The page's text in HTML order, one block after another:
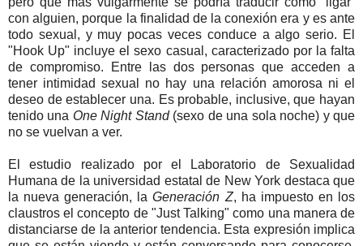
con alguien, porque la finalidad de la conexión era y es ante
todo sexual, y muy pocas veces conduce a algo serio. El
"Hook Up" incluye el sexo casual, caracterizado por la falta
de compromiso. Entre las dos personas que acceden a
tener intimidad sexual no hay una relación amorosa ni el
deseo de establecer una. Es probable, inclusive, que hayan
tenido una One Night Stand(sexo de una sola noche) y que
no se vuelvan a ver.
El estudio realizado por el Laboratorio de Sexualidad
Humana de la universidad estatal de New York destaca que
la nueva generación, laGeneración Z, ha impuesto en los
claustros el concepto de "Just Talking" como una manera de
distanciarse de la anterior tendencia. Esta expresión implica